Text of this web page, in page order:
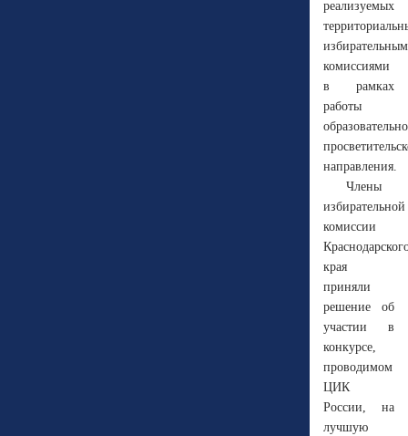
реализуемых
комиссиями
в рамках
работы
направления.
Члены
избирательной
комиссии
края
приняли
решение об
участии в
конкурсе,
проводимом
ЦИК
России, на
лучшую